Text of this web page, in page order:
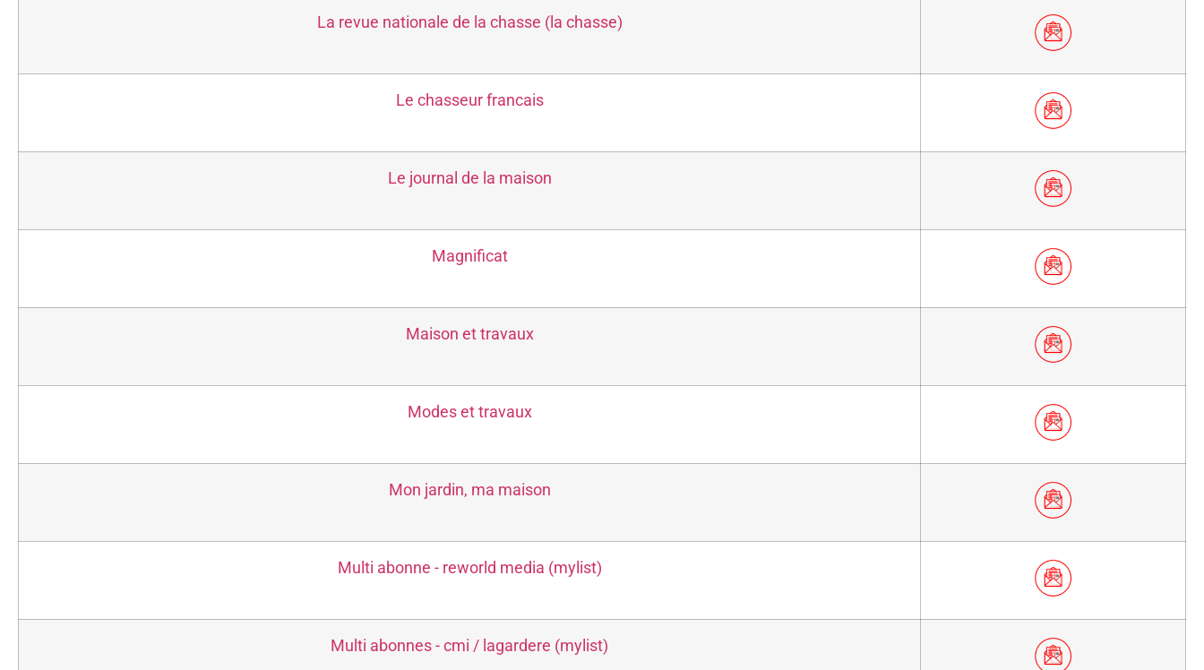
La revue nationale de la chasse (la chasse)
Le chasseur francais
Le journal de la maison
Magnificat
Maison et travaux
Modes et travaux
Mon jardin, ma maison
Multi abonne - reworld media (mylist)
Multi abonnes - cmi / lagardere (mylist)